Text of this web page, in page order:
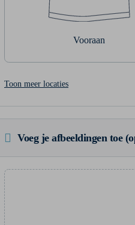
Vooraan
Toon meer locaties
Voeg je afbeeldingen toe